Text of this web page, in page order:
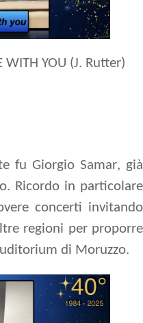
WITH YOU (J. Rutter)
fu Giorgio Samar, già
Ricordo in particolare
concerti invitando
regioni per proporre
di Moruzzo.